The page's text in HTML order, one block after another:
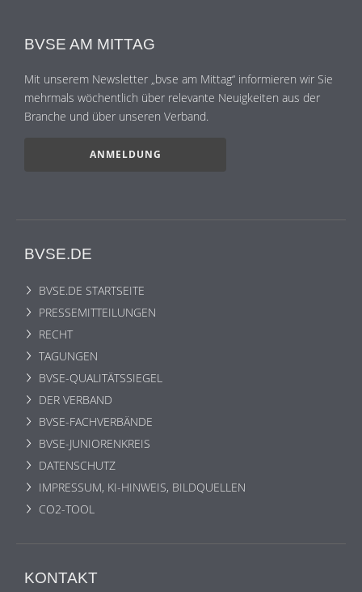
BVSE AM MITTAG
Mit unserem Newsletter „bvse am Mittag“ informieren wir Sie
mehrmals wöchentlich über relevante Neuigkeiten aus der
Branche und über unseren Verband.
ANMELDUNG
BVSE.DE
BVSE.DE STARTSEITE
PRESSEMITTEILUNGEN
RECHT
TAGUNGEN
BVSE-QUALITÄTSSIEGEL
DER VERBAND
BVSE-FACHVERBÄNDE
BVSE-JUNIORENKREIS
DATENSCHUTZ
IMPRESSUM, KI-HINWEIS, BILDQUELLEN
CO2-TOOL
KONTAKT